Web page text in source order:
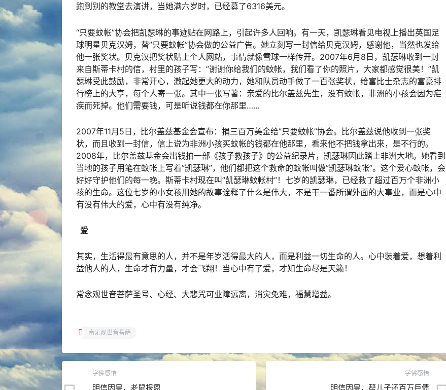
跑到别的教堂去演讲，当她满六岁时，已经募了6316美元。
“只要蚊帐”协会把凯瑟琳的事迹贴在网路上，引起许多人回响。有一天，凯瑟琳看见电视上播出英国足
球明星贝克汉姆，替”只要蚊帐”协会做的公益广告。她立刻写一封信给贝克汉姆，感谢他，当然也发给
他一张奖状。贝克汉把奖状贴上个人网站，事情就像雪球一样传开。2007年6月8日，凯瑟琳收到一封
来自斯蒂卡村的信，村里的孩子写：”谢谢你给我们的蚊帐，我们看了你的照片，大家都感觉很美！”凯
瑟琳受此鼓励，非常开心，激起她更大的动力，她和队员动手做了一百张奖状，给富比士杂志的富豪排
行榜上的大亨，每个人寄一张。其中一张写著：亲爱的比尔盖兹先生，没有蚊帐，非洲的小孩会因为疟
疾而死掉。他们需要钱，可是听说钱都在你那里……
2007年11月5日，比尔盖兹基金会宣布：捐三百万美金给”只要蚊帐”协会。比尔盖兹说他收到一张奖
状，而且收到一封信，信上说为非洲小孩买蚊帐的钱都在他那里，看来他不把钱拿出来，是不行的。
2008年，比尔盖兹基金会出钱拍一部《孩子救孩子》的公益纪录片，凯瑟琳因此踏上非洲大地。她看到
当地的孩子用笔在蚊帐上写着”凯瑟琳”，他们都把这个救命的蚊帐叫做”凯瑟琳蚊帐”。这个爱心蚊帐，会
好好守护他们的每一晚。斯蒂卡村现在叫”凯瑟琳蚊帐村”！七岁的凯瑟琳，已经救了超过百万个非洲小
孩的生命。这位七岁的小女孩用她的故事诠释了什么是伟大，不是干一番所谓外面的大事业，而是心中
有没有伟大的爱，心中有没有纯净。
爱
其实，生活得最有意思的人，并不是年岁活得最大的人，而是利益一切生命的人。心中装着爱，想着利
益他人的人，生命才有力量，才会飞翔！当心中有了爱，才知生命尽是天籁！
常念观世音菩萨圣号、心经、大悲咒可业障远离，消灾免难，福慧增益。
南无观世音菩萨
学佛感悟
明信因果，老鼠报恩
学佛感悟
明信因果，帮儿子还百万巨债